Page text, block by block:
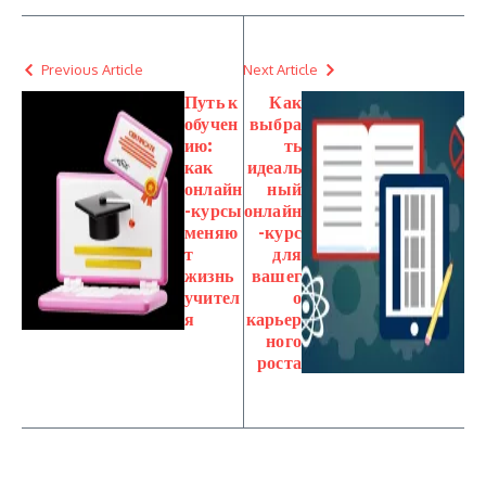
Previous Article
Путь к
обучен
ию:
как
онлайн
-курсы
меняю
т
жизнь
учител
я
Next Article
Как
выбра
ть
идеаль
ный
онлайн
-курс
для
вашег
о
карьер
ного
роста